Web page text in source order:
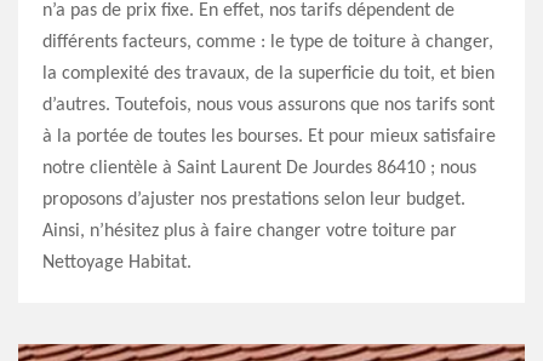
n’a pas de prix fixe. En effet, nos tarifs dépendent de
différents facteurs, comme : le type de toiture à changer,
la complexité des travaux, de la superficie du toit, et bien
d’autres. Toutefois, nous vous assurons que nos tarifs sont
à la portée de toutes les bourses. Et pour mieux satisfaire
notre clientèle à Saint Laurent De Jourdes 86410 ; nous
proposons d’ajuster nos prestations selon leur budget.
Ainsi, n’hésitez plus à faire changer votre toiture par
Nettoyage Habitat.